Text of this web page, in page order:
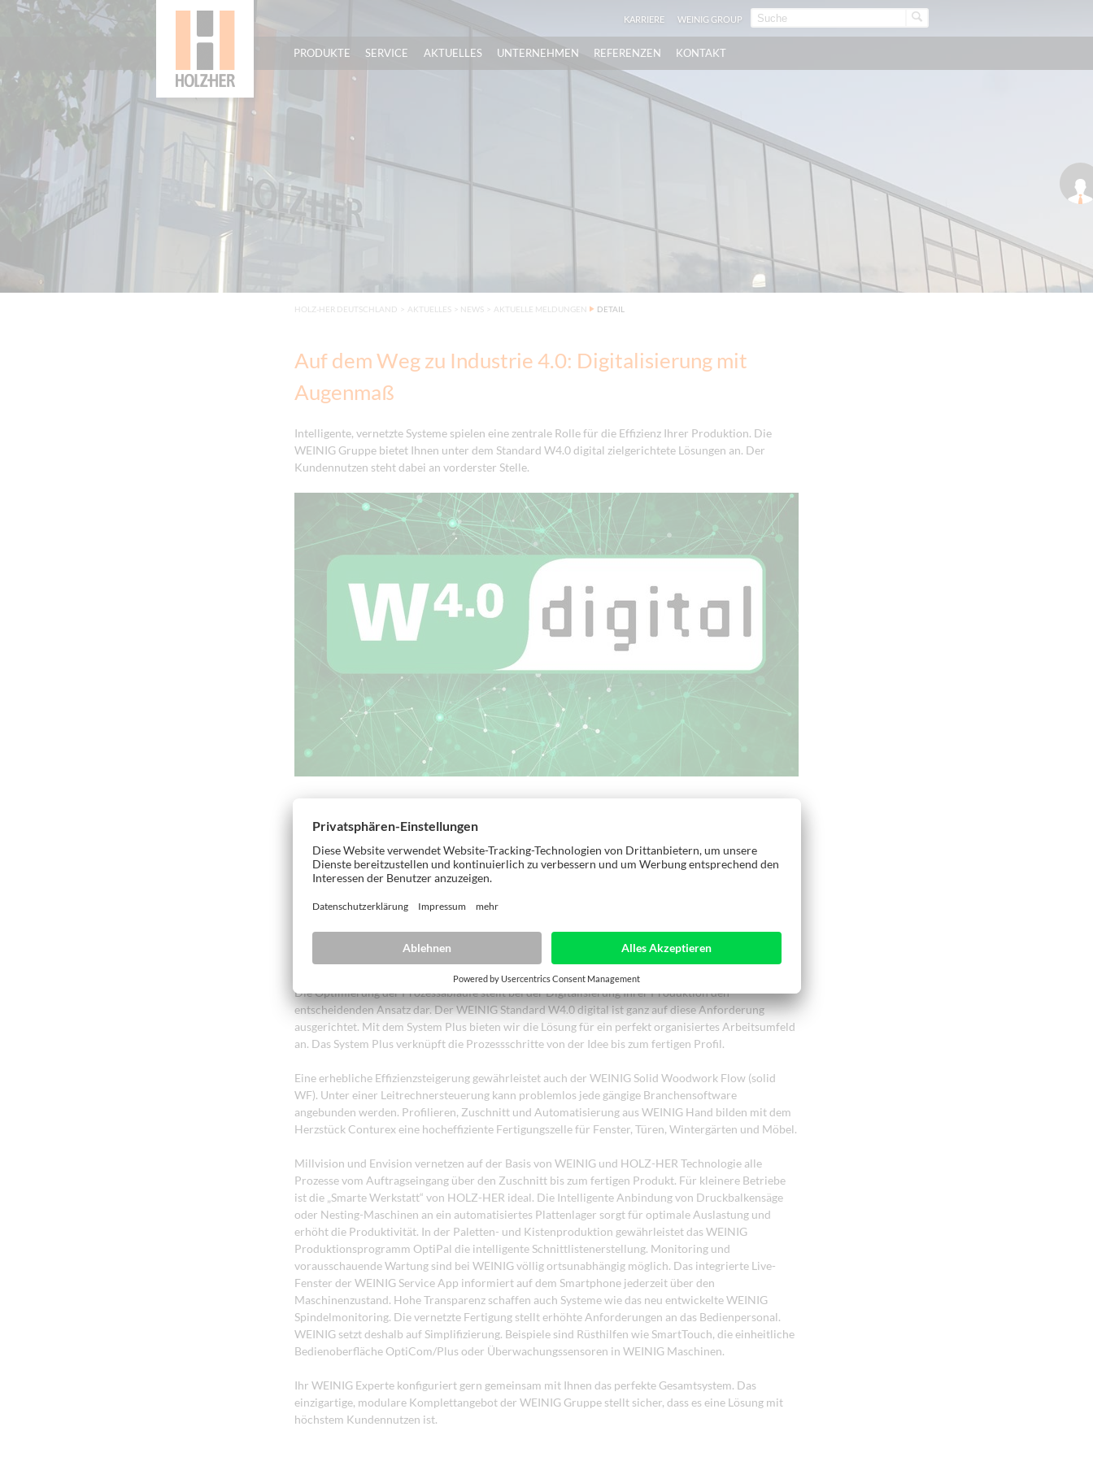
KARRIERE WEINIG GROUP
PRODUKTE SERVICE AKTUELLES UNTERNEHMEN REFERENZEN KONTAKT
HOLZ-HER DEUTSCHLAND > AKTUELLES > NEWS > AKTUELLE MELDUNGEN DETAIL
Auf dem Weg zu Industrie 4.0: Digitalisierung mit
Augenmaß
Intelligente, vernetzte Systeme spielen eine zentrale Rolle für die Effizienz Ihrer Produktion. Die
WEINIG Gruppe bietet Ihnen unter dem Standard W4.0 digital zielgerichtete Lösungen an. Der
Kundennutzen steht dabei an vorderster Stelle.
automatisch Erfolg. Ihre Investitions-Entscheidung ist dann richtig, wenn sie Ihnen einen
ressourcenschonend zu planen, zu produzieren und Instandhaltung zu betreiben. Dabei kann
intelligente Vernetzung wesentlich unterstützen. Voraussetzung ist es jedoch, den Mensch
anwenderfreundlich. Unsere Technologien stellen Ihnen die richtigen Informationen zur richtigen
Die Optimierung der Prozessabläufe stellt bei der Digitalisierung Ihrer Produktion den
entscheidenden Ansatz dar. Der WEINIG Standard W4.0 digital ist ganz auf diese Anforderung
ausgerichtet. Mit dem System Plus bieten wir die Lösung für ein perfekt organisiertes Arbeitsumfeld
an. Das System Plus verknüpft die Prozessschritte von der Idee bis zum fertigen Profil.
Eine erhebliche Effizienzsteigerung gewährleistet auch der WEINIG Solid Woodwork Flow (solid
WF). Unter einer Leitrechnersteuerung kann problemlos jede gängige Branchensoftware
angebunden werden. Profilieren, Zuschnitt und Automatisierung aus WEINIG Hand bilden mit dem
Herzstück Conturex eine hocheffiziente Fertigungszelle für Fenster, Türen, Wintergärten und Möbel.
Millvision und Envision vernetzen auf der Basis von WEINIG und HOLZ-HER Technologie alle
Prozesse vom Auftragseingang über den Zuschnitt bis zum fertigen Produkt. Für kleinere Betriebe
ist die „Smarte Werkstatt“ von HOLZ-HER ideal. Die Intelligente Anbindung von Druckbalkensäge
oder Nesting-Maschinen an ein automatisiertes Plattenlager sorgt für optimale Auslastung und
erhöht die Produktivität. In der Paletten- und Kistenproduktion gewährleistet das WEINIG
Produktionsprogramm OptiPal die intelligente Schnittlistenerstellung. Monitoring und
vorausschauende Wartung sind bei WEINIG völlig ortsunabhängig möglich. Das integrierte Live-
Fenster der WEINIG Service App informiert auf dem Smartphone jederzeit über den
Maschinenzustand. Hohe Transparenz schaffen auch Systeme wie das neu entwickelte WEINIG
Spindelmonitoring. Die vernetzte Fertigung stellt erhöhte Anforderungen an das Bedienpersonal.
WEINIG setzt deshalb auf Simplifizierung. Beispiele sind Rüsthilfen wie SmartTouch, die einheitliche
Bedienoberfläche OptiCom/Plus oder Überwachungssensoren in WEINIG Maschinen.
Ihr WEINIG Experte konfiguriert gern gemeinsam mit Ihnen das perfekte Gesamtsystem. Das
einzigartige, modulare Komplettangebot der WEINIG Gruppe stellt sicher, dass es eine Lösung mit
höchstem Kundennutzen ist.